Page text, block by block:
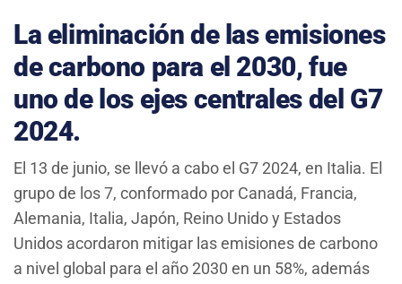
La eliminación de las emisiones
de carbono para el 2030, fue
uno de los ejes centrales del G7
2024.
El 13 de junio, se llevó a cabo el G7 2024, en Italia. El
grupo de los 7, conformado por Canadá, Francia,
Alemania, Italia, Japón, Reino Unido y Estados
Unidos acordaron mitigar las emisiones de carbono
a nivel global para el año 2030 en un 58%, además